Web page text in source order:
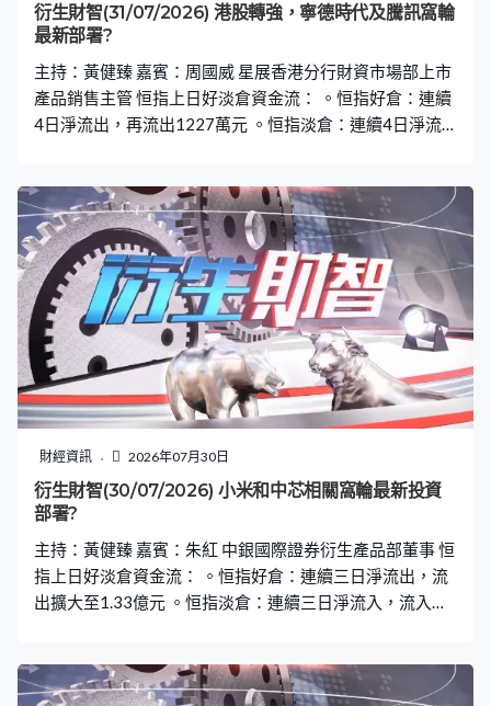
衍生財智(31/07/2026) 港股轉強，寧德時代及騰訊窩輪
最新部署?
主持：黃健臻 嘉賓：周國威 星展香港分行財資市場部上市
產品銷售主管 恒指上日好淡倉資金流： 。恒指好倉：連續
4日淨流出，再流出1227萬元 。恒指淡倉：連續4日淨流
點，1100張相對期指部署減倉60張
財經資訊 2026年07月30日
衍生財智(30/07/2026) 小米和中芯相關窩輪最新投資
部署?
主持：黃健臻 嘉賓：朱紅 中銀國際證券衍生產品部董事 恒
指上日好淡倉資金流： 。恒指好倉：連續三日淨流出，流
出擴大至1.33億元 。恒指淡倉：連續三日淨流入，流入擴
張相對期指部署加倉657張